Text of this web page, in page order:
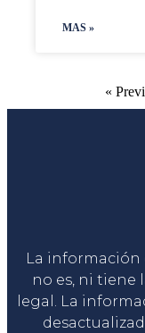
MAS »
«
La información
no es, ni tiene
legal. La